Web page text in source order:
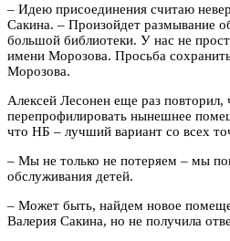
– Идею присоединения считаю
Сакина. – Произойдет размывание
большой библиотеки. У нас не
имени Морозова. Просьба
Морозова.
Алексей Лесонен еще раз повторил,
перепрофилировать нынешнее
что НБ – лучший вариант со всех
– Мы не только не потеряем – мы
обслуживания детей.
– Может быть, найдем новое
Валерия Сакина, но не получила